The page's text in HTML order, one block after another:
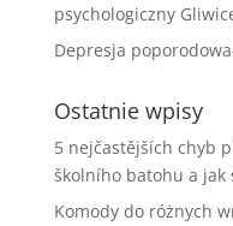
psychologiczny
Depresja
Ostatnie wpisy
5 nejčastějších chyb
školního batohu a jak
Komody do różnych